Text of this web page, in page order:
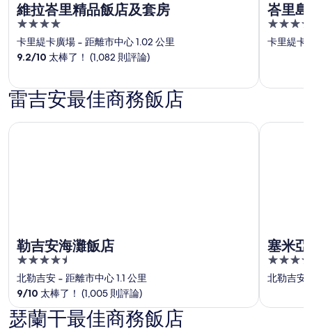
維拉峇里精品飯店及套房
4
out
of
卡里緹卡廣場 ‐ 距離市中心 1.02 公里
9.2/10 太棒了！ (1,082 則評論)
峇里
5
out
卡里緹卡
雷吉安最佳商務飯店
勒吉安海灘飯店
4.5
out
of
5
北勒吉安 ‐ 距離市中心 1.1 公里
9/10 太棒了！ (1,005 則評論)
勒吉安海灘飯店
塞米
5
out
5
北勒吉安
塞米亞克
瑟蘭干最佳商務飯店